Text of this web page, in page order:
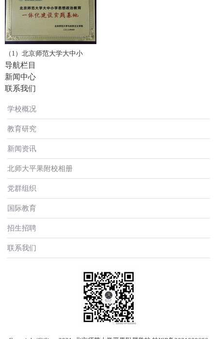
（1）北京师范大学大中小
导航栏目
新闻中心
联系我们
学校概况
教育研究
新闻资讯
北师大平果附校相册
党群组织
国际教育
招生招聘
联系我们